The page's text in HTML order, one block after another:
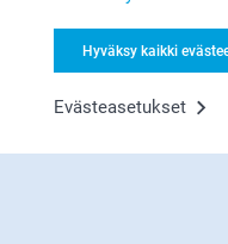
Hyväksy kaikki
Evästeasetukset